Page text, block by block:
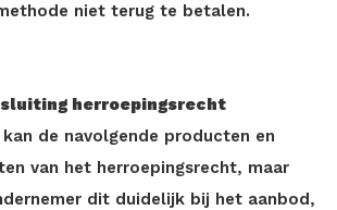
niet terug te betalen.
herroepingsrecht
de navolgende producten en
van het herroepingsrecht, maar
dit duidelijk bij het aanbod,